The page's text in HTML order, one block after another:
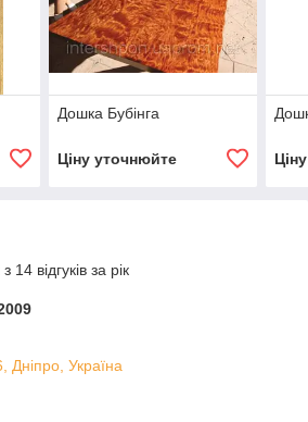
Дошка Бубінга
Ціну уточнюйте
14 відгуків за рік
Дніпро, Україна